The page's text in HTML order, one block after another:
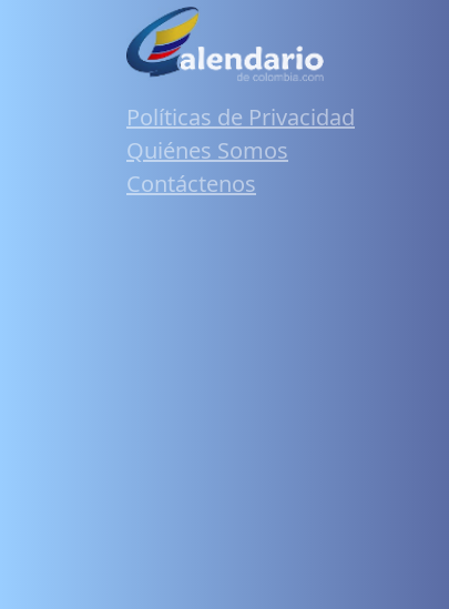
Políticas de Privacidad
Quiénes Somos
Contáctenos